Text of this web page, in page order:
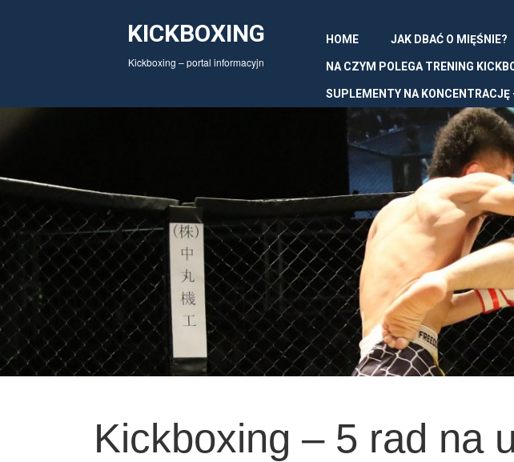
KICKBOXING
Kickboxing – portal informacyjn
HOME JAK DBAĆ O MIĘŚNIE?
NA CZYM POLEGA TRENING
SUPLEMENTY NA KONCENTRACJĘ
Kickboxing – 5 rad na